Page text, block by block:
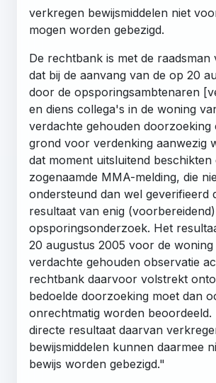
verkregen bewijsmiddelen niet
mogen worden gebezigd.
De rechtbank is met de raadsman
dat bij de aanvang van de op 20
door de opsporingsambtenaren
en diens collega's in de woning
verdachte gehouden doorzoeking
grond voor verdenking aanwezig
dat moment uitsluitend
zogenaamde MMA-melding, die
ondersteund dan wel geverifieerd
resultaat van enig (voorbereidend)
opsporingsonderzoek. Het
20 augustus 2005 voor de woning
verdachte gehouden observatie
rechtbank daarvoor volstrekt
bedoelde doorzoeking moet dan
onrechtmatig worden beoordeeld.
directe resultaat daarvan
bewijsmiddelen kunnen daarmee
bewijs worden gebezigd."